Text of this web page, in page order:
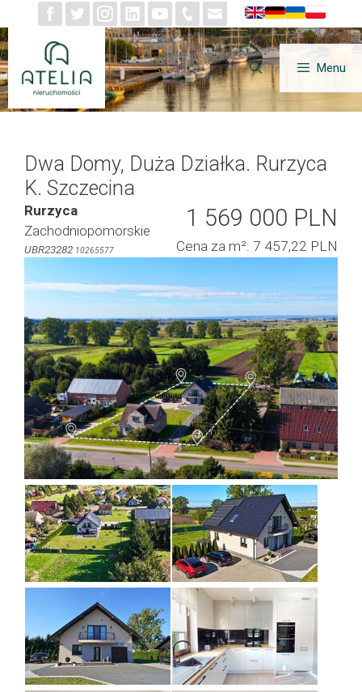
do
treści
Menu
Dwa Domy, Duża Działka. Rurzyca
K. Szczecina
Rurzyca
Zachodniopomorskie
UBR23282 10265577
1 569 000 PLN
Cena za m²: 7 457,22 PLN